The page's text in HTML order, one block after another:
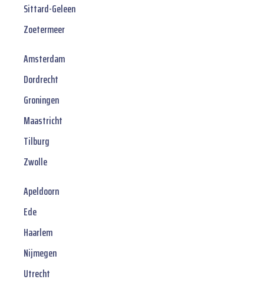
Sittard-Geleen
Zoetermeer
Amsterdam
Dordrecht
Groningen
Maastricht
Tilburg
Zwolle
Apeldoorn
Ede
Haarlem
Nijmegen
Utrecht